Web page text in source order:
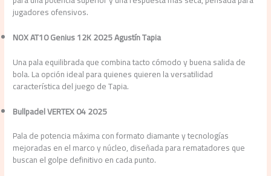
jugadores ofensivos.
NOX AT10 Genius 12K 2025 Agustín Tapia
Una pala equilibrada que combina tacto cómodo y buena salida de
bola. La opción ideal para quienes quieren la versatilidad
característica del juego de Tapia.
Bullpadel VERTEX 04 2025
Pala de potencia máxima con formato diamante y tecnologías
mejoradas en el marco y núcleo, diseñada para rematadores que
buscan el golpe definitivo en cada punto.